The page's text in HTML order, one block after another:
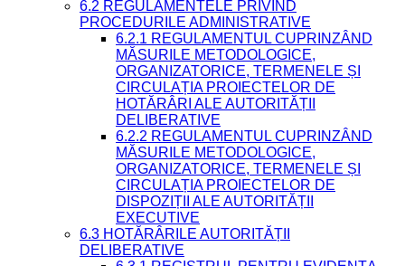
6.2 REGULAMENTELE PRIVIND
PROCEDURILE ADMINISTRATIVE
6.2.1 REGULAMENTUL CUPRINZÂND
MĂSURILE METODOLOGICE,
ORGANIZATORICE, TERMENELE ȘI
CIRCULAȚIA PROIECTELOR DE
HOTĂRÂRI ALE AUTORITĂȚII
DELIBERATIVE
6.2.2 REGULAMENTUL CUPRINZÂND
MĂSURILE METODOLOGICE,
ORGANIZATORICE, TERMENELE ȘI
CIRCULAȚIA PROIECTELOR DE
DISPOZIȚII ALE AUTORITĂȚII
EXECUTIVE
6.3 HOTĂRÂRILE AUTORITĂȚII
DELIBERATIVE